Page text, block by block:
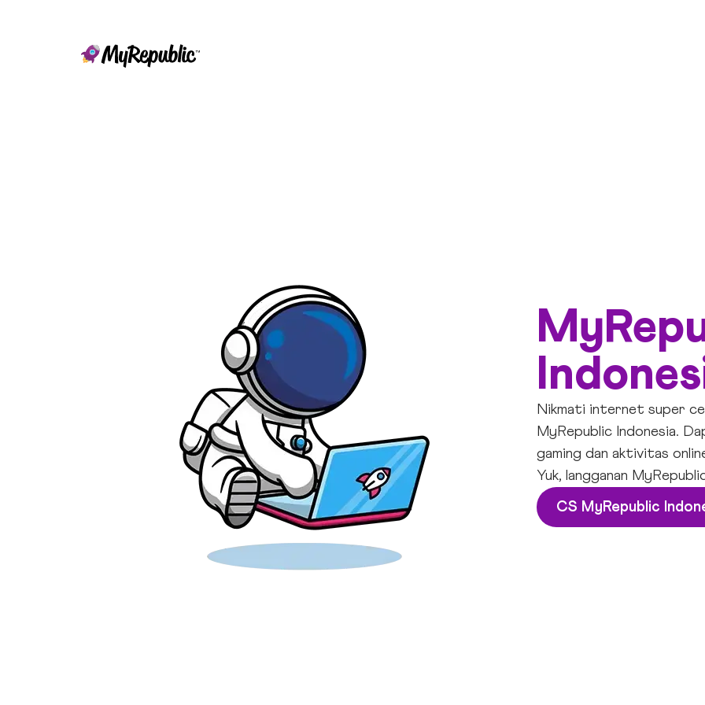
Nikmati internet super
MyRepublic Indonesia.
gaming dan aktivitas
Yuk, langganan
CS MyRepublic